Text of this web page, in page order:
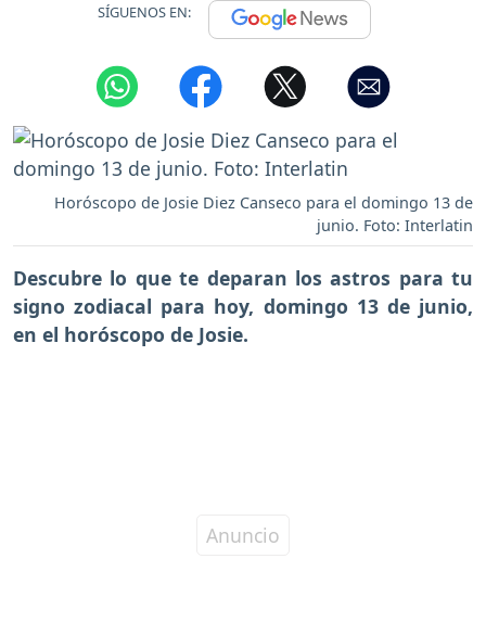
SÍGUENOS EN:
Horóscopo de Josie Diez Canseco para el domingo 13 de
junio. Foto: Interlatin
Descubre lo que te deparan los astros para tu
signo zodiacal para hoy, domingo 13 de junio,
en el horóscopo de Josie.